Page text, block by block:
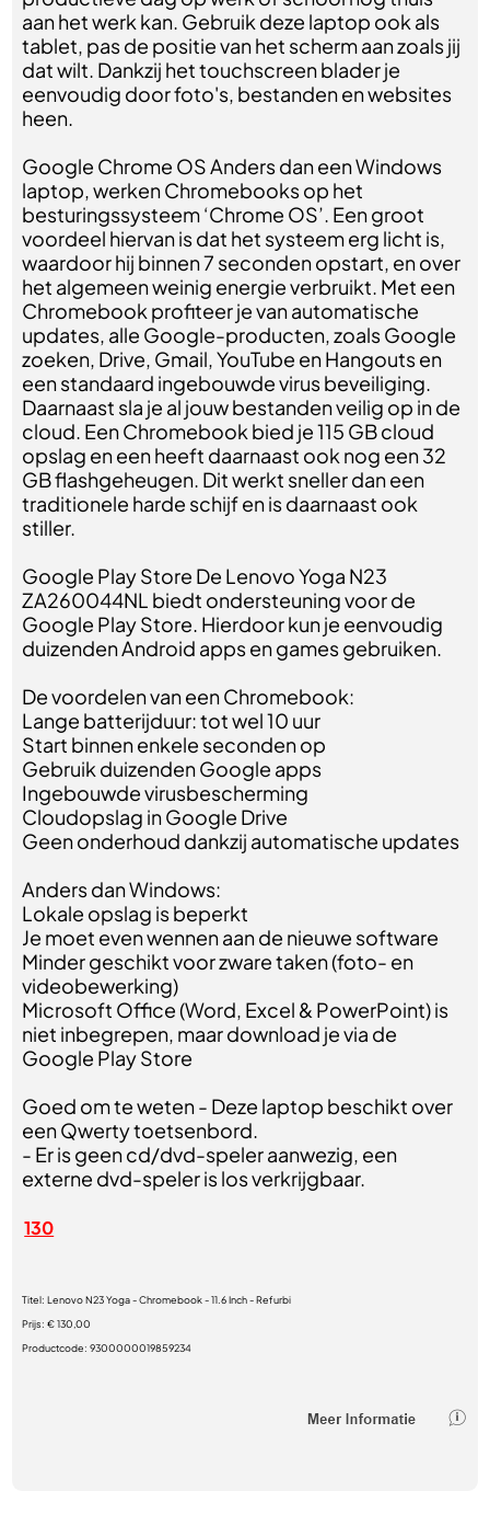
aan het werk kan. Gebruik deze laptop ook als
tablet, pas de positie van het scherm aan zoals jij
dat wilt. Dankzij het touchscreen blader je
eenvoudig door foto's, bestanden en websites
heen.
Google Chrome OS Anders dan een Windows
laptop, werken Chromebooks op het
besturingssysteem ‘Chrome OS’. Een groot
voordeel hiervan is dat het systeem erg licht is,
waardoor hij binnen 7 seconden opstart, en over
het algemeen weinig energie verbruikt. Met een
Chromebook profiteer je van automatische
updates, alle Google-producten, zoals Google
zoeken, Drive, Gmail, YouTube en Hangouts en
een standaard ingebouwde virus beveiliging.
Daarnaast sla je al jouw bestanden veilig op in de
cloud. Een Chromebook bied je 115 GB cloud
opslag en een heeft daarnaast ook nog een 32
GB flashgeheugen. Dit werkt sneller dan een
traditionele harde schijf en is daarnaast ook
stiller.
Google Play Store De Lenovo Yoga N23
ZA260044NL biedt ondersteuning voor de
Google Play Store. Hierdoor kun je eenvoudig
duizenden Android apps en games gebruiken.
De voordelen van een Chromebook:
Lange batterijduur: tot wel 10 uur
Start binnen enkele seconden op
Gebruik duizenden Google apps
Ingebouwde virusbescherming
Cloudopslag in Google Drive
Geen onderhoud dankzij automatische updates
Anders dan Windows:
Lokale opslag is beperkt
Je moet even wennen aan de nieuwe software
Minder geschikt voor zware taken (foto- en
videobewerking)
Microsoft Office (Word, Excel & PowerPoint) is
niet inbegrepen, maar download je via de
Google Play Store
Goed om te weten - Deze laptop beschikt over
een Qwerty toetsenbord.
- Er is geen cd/dvd-speler aanwezig, een
externe dvd-speler is los verkrijgbaar.
130
Titel:Lenovo N23 Yoga - Chromebook - 11.6 Inch - Refurbi
Prijs:€ 130,00
Productcode:9300000019859234